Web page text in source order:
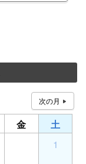
金
土
1